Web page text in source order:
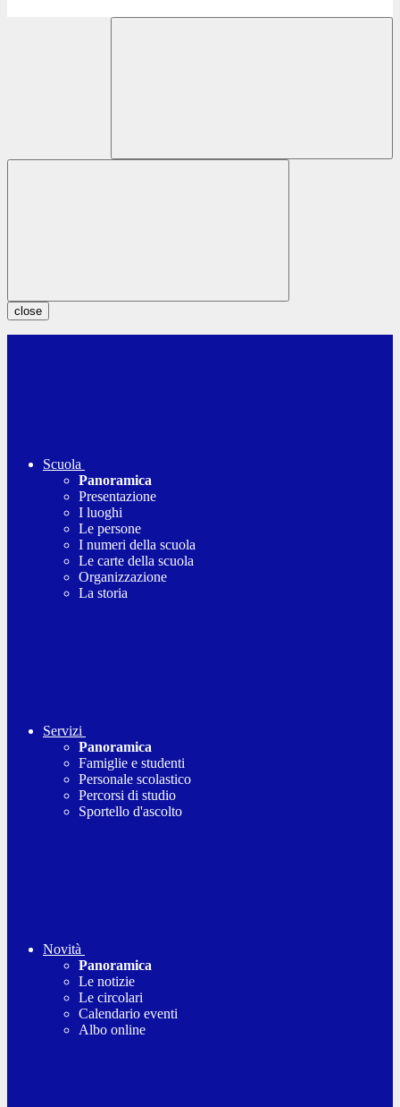
close
Scuola
Panoramica
Presentazione
I luoghi
Le persone
I numeri della scuola
Le carte della scuola
Organizzazione
La storia
Servizi
Panoramica
Famiglie e studenti
Personale scolastico
Percorsi di studio
Sportello d'ascolto
Novità
Panoramica
Le notizie
Le circolari
Calendario eventi
Albo online